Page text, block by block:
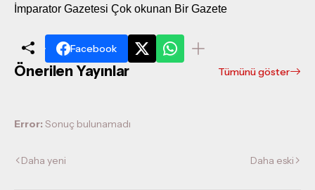
İmparator Gazetesi Çok okunan Bir Gazete
Facebook
Önerilen Yayınlar Tümünü göster
Error: Sonuç bulunamadı
Daha yeni Daha eski